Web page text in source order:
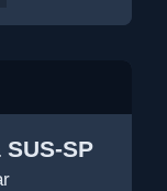
SP